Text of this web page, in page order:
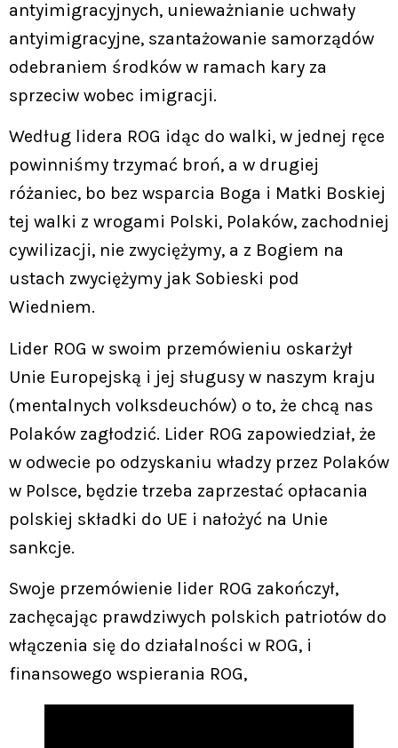
antyimigracyjnych, unieważnianie uchwały
antyimigracyjne, szantażowanie samorządów
odebraniem środków w ramach kary za
sprzeciw wobec imigracji.
Według lidera ROG idąc do walki, w jednej ręce
powinniśmy trzymać broń, a w drugiej
różaniec, bo bez wsparcia Boga i Matki Boskiej
tej walki z wrogami Polski, Polaków, zachodniej
cywilizacji, nie zwyciężymy, a z Bogiem na
ustach zwyciężymy jak Sobieski pod
Wiedniem.
Lider ROG w swoim przemówieniu oskarżył
Unie Europejską i jej sługusy w naszym kraju
(mentalnych volksdeuchów) o to, że chcą nas
Polaków zagłodzić. Lider ROG zapowiedział, że
w odwecie po odzyskaniu władzy przez Polaków
w Polsce, będzie trzeba zaprzestać opłacania
polskiej składki do UE i nałożyć na Unie
sankcje.
Swoje przemówienie lider ROG zakończył,
zachęcając prawdziwych polskich patriotów do
włączenia się do działalności w ROG, i
finansowego wspierania ROG,